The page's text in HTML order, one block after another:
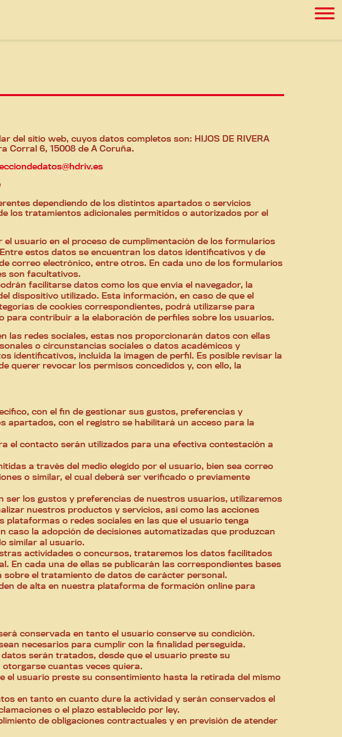
del sitio web, cuyos datos completos son: HIJOS DE RIVERA
Corral 6, 15008 de A Coruña.
dependiendo de los distintos apartados o servicios
los tratamientos adicionales permitidos o autorizados por el
usuario en el proceso de cumplimentación de los formularios
estos datos se encuentran los datos identificativos y de
correo electrónico, entre otros. En cada uno de los formularios
son facultativos.
facilitarse datos como los que envía el navegador, la
dispositivo utilizado. Esta información, en caso de que el
de cookies correspondientes, podrá utilizarse para
contribuir a la elaboración de perfiles sobre los usuarios.
las redes sociales, estas nos proporcionarán datos con ellas
o circunstancias sociales o datos académicos y
identificativos, incluida la imagen de perfil. Es posible revisar la
querer revocar los permisos concedidos y, con ello, la
con el fin de gestionar sus gustos, preferencias y
apartados, con el registro se habilitará un acceso para la
el contacto serán utilizados para una efectiva contestación a
a través del medio elegido por el usuario, bien sea correo
o similar, el cual deberá ser verificado o previamente
ser los gustos y preferencias de nuestros usuarios, utilizaremos
nuestros productos y servicios, así como las acciones
plataformas o redes sociales en las que el usuario tenga
caso la adopción de decisiones automatizadas que produzcan
similar al usuario.
actividades o concursos, trataremos los datos facilitados
En cada una de ellas se publicarán las correspondientes bases
el tratamiento de datos de carácter personal.
de alta en nuestra plataforma de formación online para
conservada en tanto el usuario conserve su condición.
necesarios para cumplir con la finalidad perseguida.
serán tratados, desde que el usuario preste su
cuantas veces quiera.
usuario preste su consentimiento hasta la retirada del mismo
en tanto en cuanto dure la actividad y serán conservados el
o el plazo establecido por ley.
de obligaciones contractuales y en previsión de atender